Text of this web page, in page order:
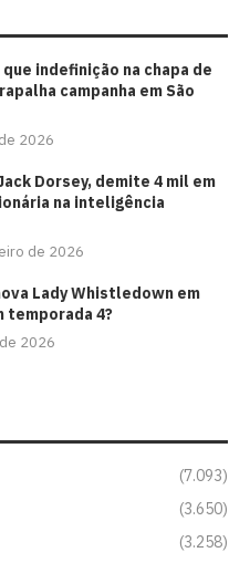
indefinição na chapa de
campanha em São
2026
Dorsey, demite 4 mil em
na inteligência
de 2026
Lady Whistledown em
temporada 4?
2026
(7.093)
(3.650)
(3.258)